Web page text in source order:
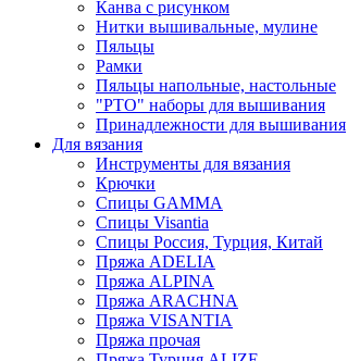
Канва с рисунком
Нитки вышивальные, мулине
Пяльцы
Рамки
Пяльцы напольные, настольные
"РТО" наборы для вышивания
Принадлежности для вышивания
Для вязания
Инструменты для вязания
Крючки
Спицы GAMMA
Спицы Visantia
Спицы Россия, Турция, Китай
Пряжа ADELIA
Пряжа ALPINA
Пряжа ARACHNA
Пряжа VISANTIA
Пряжа прочая